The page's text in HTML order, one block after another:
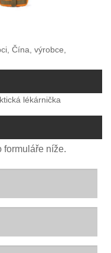
Čína, výrobce,
lékárnička
formuláře níže.